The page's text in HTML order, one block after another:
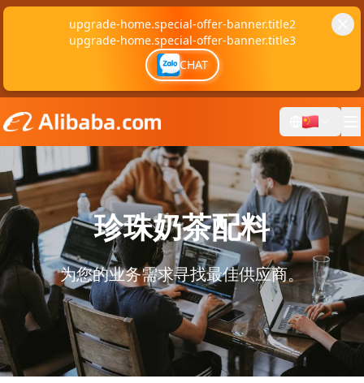
upgrade-home.special-offer-banner.title2
upgrade-home.special-offer-banner.title3
CHAT
珍珠奶茶配料
为您的业务需求寻找最佳供应商。